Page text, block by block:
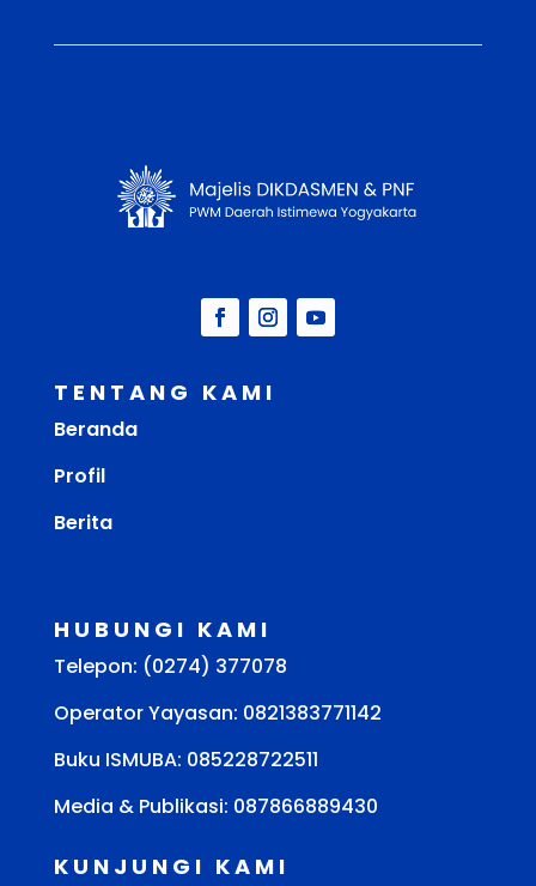
TENTANG KAMI
Beranda
Profil
Berita
HUBUNGI KAMI
Telepon: (0274) 377078
Operator Yayasan: 0821383771142
Buku ISMUBA: 085228722511
Media & Publikasi: 087866889430
KUNJUNGI KAMI